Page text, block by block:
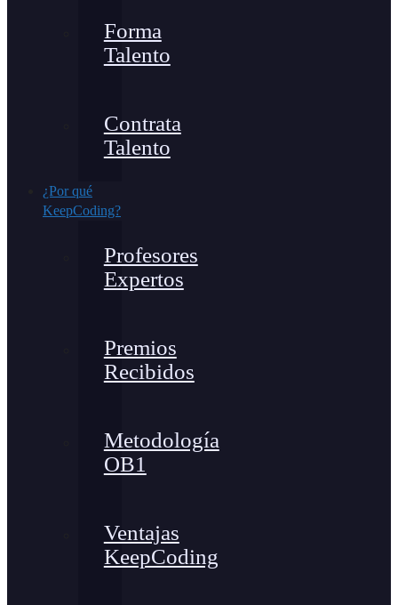
Forma
Talento
Contrata
Talento
¿Por qué
KeepCoding?
Profesores
Expertos
Premios
Recibidos
Metodología
OB1
Ventajas
KeepCoding